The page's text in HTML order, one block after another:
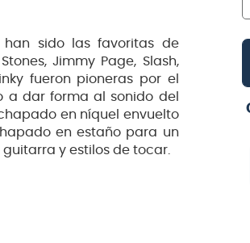
han sido las favoritas de
Jimmy Page, Slash,
fueron pioneras por el
a dar forma al sonido del
en níquel envuelto
en estaño para un
y estilos de tocar.